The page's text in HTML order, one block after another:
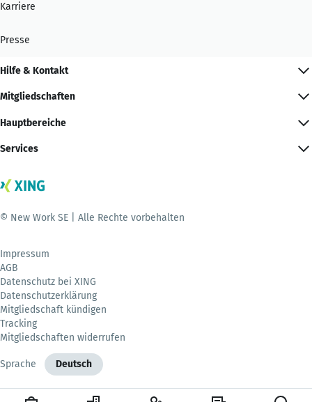
Karriere
Presse
Hilfe & Kontakt
Mitgliedschaften
Hauptbereiche
Services
© New Work SE | Alle Rechte vorbehalten
Impressum
AGB
Datenschutz bei XING
Datenschutzerklärung
Mitgliedschaft kündigen
Tracking
Mitgliedschaften widerrufen
Sprache Deutsch